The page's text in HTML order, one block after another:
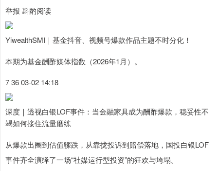
举报 斟酌阅读
YiwealthSMI｜基金抖音、视频号爆款作品主题不时分化！
本期为基金酬酢媒体指数（2026年1月）。
7 36 03-02 14:18
深度｜透视白银LOF事件：当金融家具成为酬酢爆款，稳妥性不
竭如何接住流量磨练
从爆款出圈到估值骤跌，从靠拢投诉到赔偿落地，国投白银LOF
事件齐全演绎了一场“社媒运行型投资”的狂欢与垮塌。